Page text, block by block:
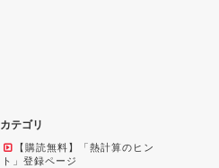
カテゴリ
【購読無料】「熱計算のヒン
ト」登録ページ